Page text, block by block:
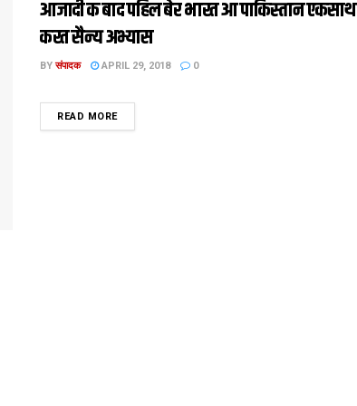
आजादी क बाद पहिल बेर भारत आ पाकिस्तान एकसाथ
करत सैन्य अभ्यास
BY संपादक APRIL 29, 2018 0
READ MOREDETAILS